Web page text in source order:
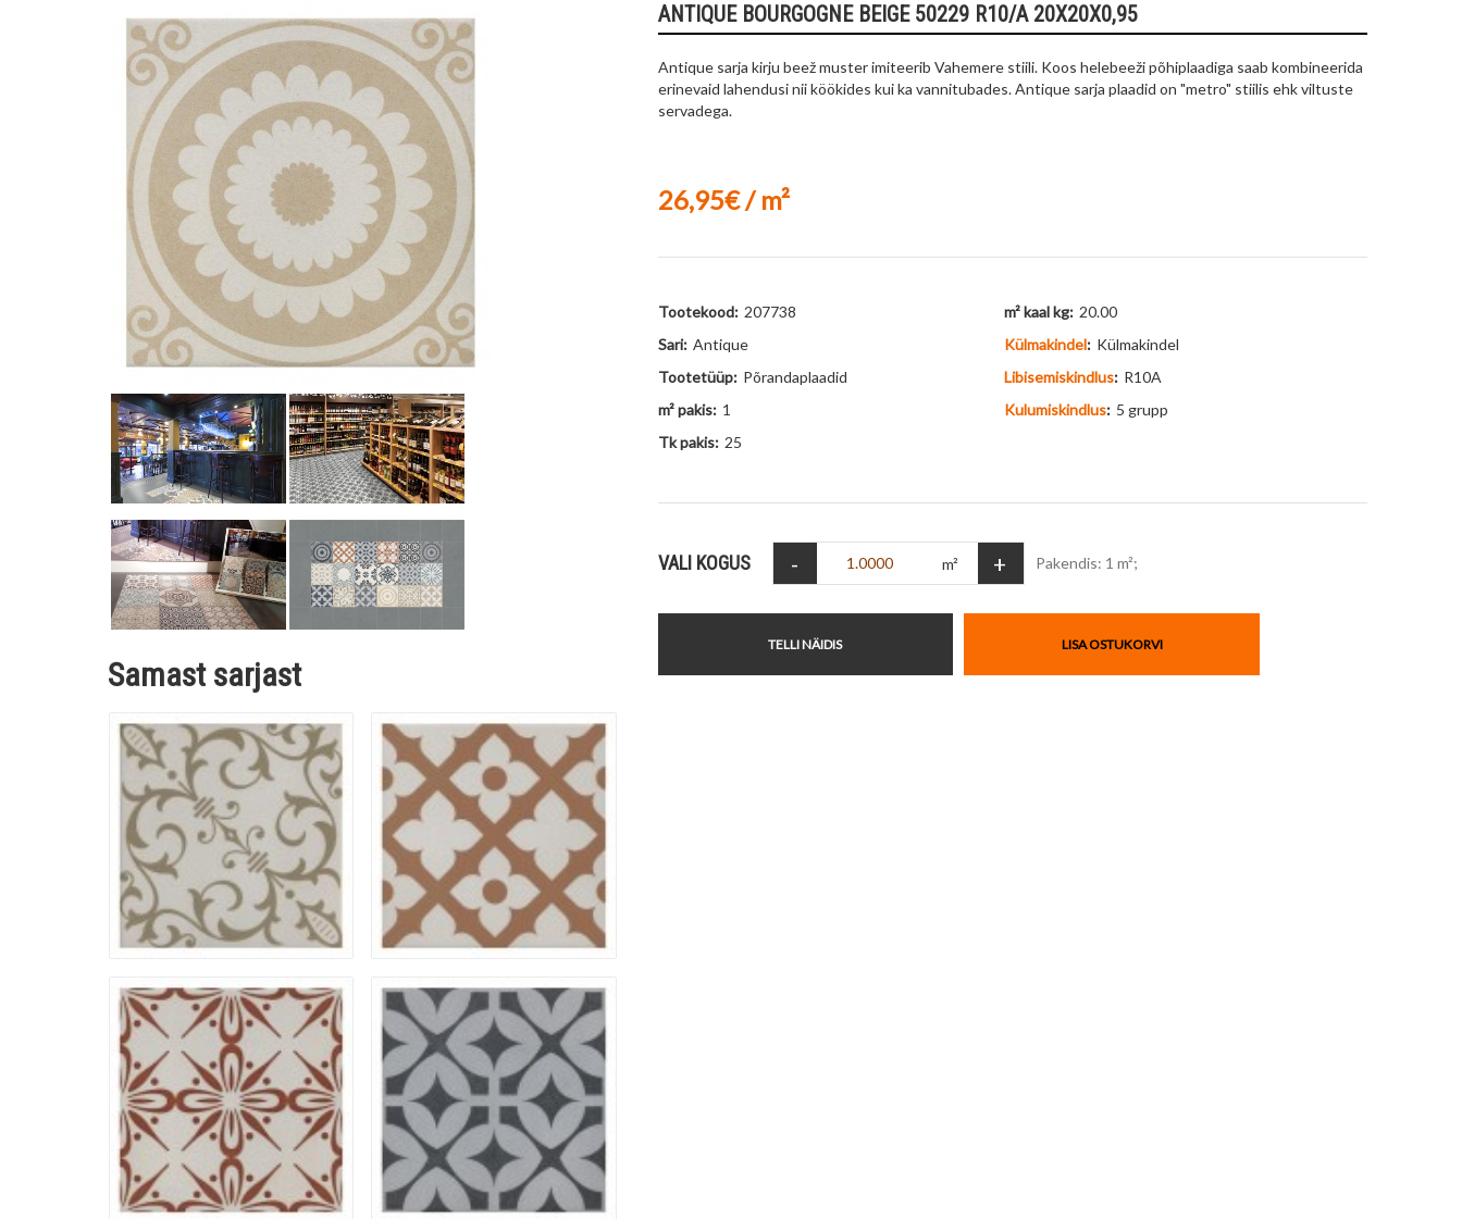
Samast sarjast
ANTIQUE BOURGOGNE BEIGE 50229 R10/A 20X20X0,95
Antique sarja kirju beež muster imiteerib Vahemere stiili. Koos helebeeži põhiplaadiga saab kombineerida
erinevaid lahendusi nii köökides kui ka vannitubades. Antique sarja plaadid on "metro" stiilis ehk viltuste
servadega.
26,95€ / m²
Tootekood: 207738
Sari: Antique
Tootetüüp: Põrandaplaadid
m² pakis: 1
Tk pakis: 25
m² kaal kg: 20.00
Külmakindel: Külmakindel
Libisemiskindlus: R10A
Kulumiskindlus: 5 grupp
VALI KOGUS - m² + Pakendis: 1 m²;
TELLI NÄIDIS LISA OSTUKORVI